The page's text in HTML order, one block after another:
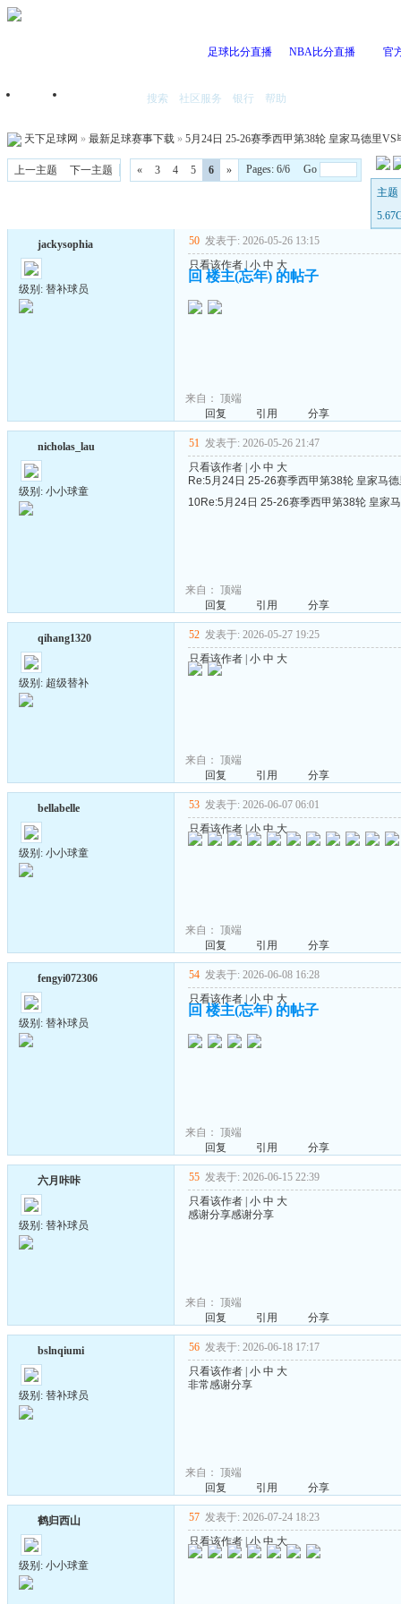
足球比分直播 NBA比分直播 官
首页 搜索 社区服务 银行 帮助
天下足球网 » 最新足球赛事下载 » 5月24日 25-26赛季西甲第38轮 皇家马德里
上一主题 下一主题 « 3 4 5 6 »
Pages: 6/6 Go
主题
jackysophia
级别: 替补球员
50 发表于: 2026-05-26 13:15
只看该作者| 小 中 大
回 楼主(忘年) 的帖子
来自： 顶端
回复
引用 分享
nicholas_lau
级别: 小小球童
51 发表于: 2026-05-26 21:47
只看该作者 小 中 大
Re:5月24日 25-26赛季西甲第38轮 皇家马
10Re:5月24日 25-26赛季西甲第38轮 皇家
来自： 顶端
回复
引用 分享
qihang1320
级别: 超级替补
52 发表于: 2026-05-27 19:25
只看该作者 小 中 大
来自： 顶端
回复
引用 分享
bellabelle
级别: 小小球童
53 发表于: 2026-06-07 06:01
只看该作者 |小 中 大
来自： 顶端
回复
引用 分享
fengyi072306
级别: 替补球员
54 发表于: 2026-06-08 16:28
只看该作者| 小 中 大
回 楼主(忘年) 的帖子
来自： 顶端
回复
引用 分享
六月咔咔
级别: 替补球员
55 发表于: 2026-06-15 22:39
只看该作者 小 中 大
感谢分享感谢分享
来自： 顶端
回复
引用 分享
bslnqiumi
级别: 替补球员
56 发表于: 2026-06-18 17:17
只看该作者 小 中 大
非常感谢分享
来自： 顶端
回复
引用 分享
鹤归西山
级别: 小小球童
57 发表于: 2026-07-24 18:23
只看该作者 |小 中 大